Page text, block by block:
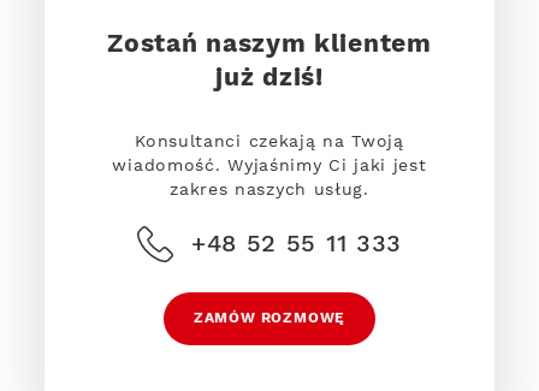
Zostań naszym klientem
już dziś!
Konsultanci czekają na Twoją
wiadomość. Wyjaśnimy Ci jaki jest
zakres naszych usług.
+48 52 55 11 333
ZAMÓW ROZMOWĘ